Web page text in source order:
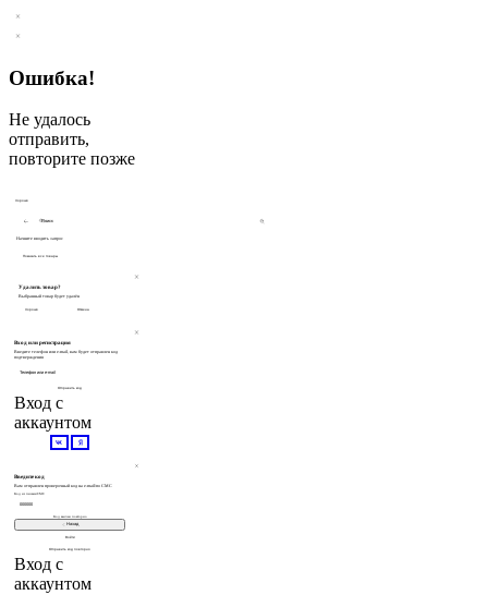
Ошибка!
Не удалось
отправить,
повторите позже
Хорошо
Начните вводить запрос
Показать все товары
Удалить товар?
Выбранный товар будет удалён
Хорошо Отмена
Вход или регистрация
Введите телефон или e-mail, вам будет отправлен код
подтверждения
Отправить код
Вход с
аккаунтом
Введите код
Вам отправлен проверочный код на e-mail/по СМС
Код из письма/СМС
Код выслан повторно
Назад
Войти
Отправить код повторно
Вход с
аккаунтом